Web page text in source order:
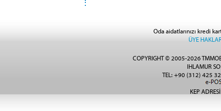
Oda aidatlarınızı kredi
ÜYE
COPYRIGHT © 2005-2026
IHLAMUR
TEL: +90 (312) 425
KEP